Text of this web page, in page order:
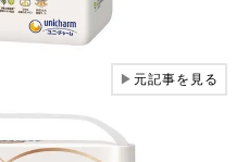
▶元記事を見る